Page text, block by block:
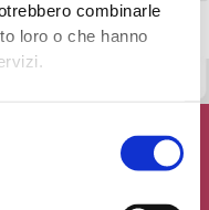
combinarle
loro o che hanno